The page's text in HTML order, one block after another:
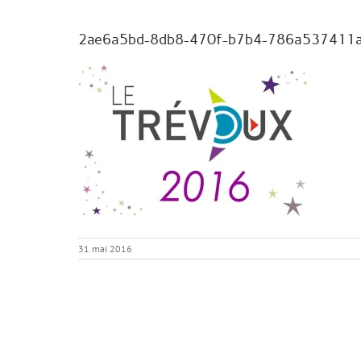
2ae6a5bd-8db8-470f-b7b4-
31 mai 2016